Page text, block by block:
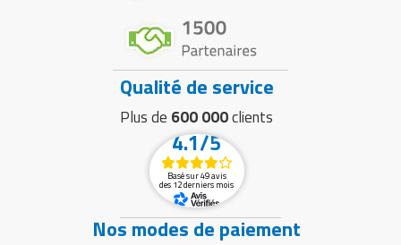
Qualité de service
Plus de 600 000clients
4.1/5
Basé sur 49 avis
des 12 derniers mois
Nos modes de paiement